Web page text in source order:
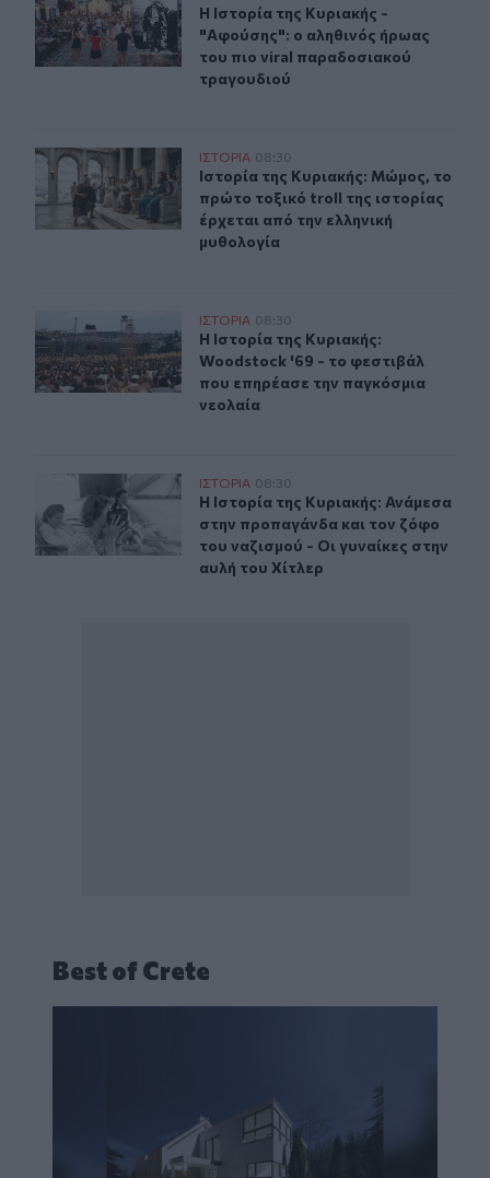
H Ιστορία της Κυριακής -
H Ιστορία της Κυριακής -
"Αφούσης": ο αληθινός ήρωας
του πιο viral παραδοσιακού
τραγουδιού
Ιστορία της Κυριακής: Μώμος, το πρώτο τοξικό troll της
ΙΣΤΟΡΙΑ 08:30
Ιστορία της Κυριακής: Μώμος, το
Ιστορία της Κυριακής: Μώμος, το
πρώτο τοξικό troll της ιστορίας
έρχεται από την ελληνική
μυθολογία
Η Ιστορία της Κυριακής: Woodstock '69 - το φεστιβάλ
ΙΣΤΟΡΙΑ 08:30
Η Ιστορία της Κυριακής:
Η Ιστορία της Κυριακής:
Woodstock '69 - το φεστιβάλ
που επηρέασε την παγκόσμια
νεολαία
Η Ιστορία της Κυριακής: Ανάμεσα στην προπαγάνδα
ΙΣΤΟΡΙΑ 08:30
Η Ιστορία της Κυριακής: Ανάμεσα
Η Ιστορία της Κυριακής: Ανάμεσα
στην προπαγάνδα και τον ζόφο
του ναζισμού - Οι γυναίκες στην
αυλή του Χίτλερ
Best of Crete